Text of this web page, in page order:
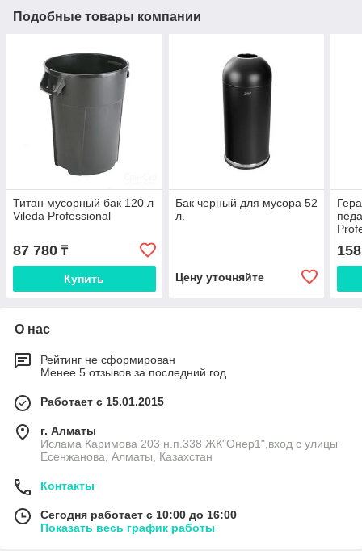
Подобные товары компании
Титан мусорный бак 120 л
Vileda Professional
87 780 ₸
Купить
Бак черный для мусора 52
л.
Цену уточняйте
О нас
Рейтинг не сформирован
Менее 5 отзывов за последний год
Работает с 15.01.2015
г. Алматы
Ислама Каримова 203 н.п.338 ЖК"Онер1",вход с улицы
Есенжанова, Алматы, Казахстан
Контакты
Сегодня работает с 10:00 до 16:00
Показать весь график работы